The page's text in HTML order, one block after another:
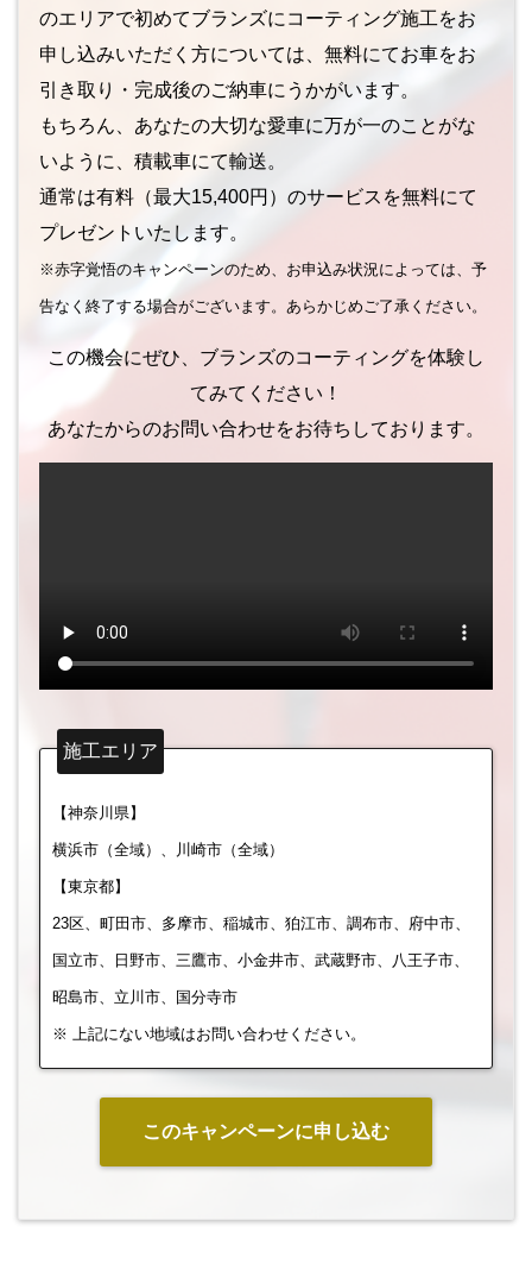
のエリアで初めてブランズにコーティング施工をお
申し込みいただく方については、無料にてお車をお
引き取り・完成後のご納車にうかがいます。
もちろん、あなたの大切な愛車に万が一のことがな
いように、積載車にて輸送。
通常は有料（最大15,400円）のサービスを無料にて
プレゼントいたします。
※赤字覚悟のキャンペーンのため、お申込み状況によっては、予
告なく終了する場合がございます。あらかじめご了承ください。
この機会にぜひ、ブランズのコーティングを体験し
てみてください！
あなたからのお問い合わせをお待ちしております。
施工エリア
【神奈川県】
横浜市（全域）、川崎市（全域）
【東京都】
23区、町田市、多摩市、稲城市、狛江市、調布市、府中市、
国立市、日野市、三鷹市、小金井市、武蔵野市、八王子市、
昭島市、立川市、国分寺市
※ 上記にない地域はお問い合わせください。
このキャンペーンに申し込む